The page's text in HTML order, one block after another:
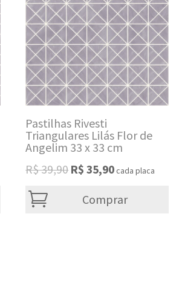
Pastilhas Rivesti
Triangulares Lilás Flor de
Angelim 33 x 33 cm
R$39,90 Original
was:
R$ 39,90.
R$ 35,90Current
R$ 35,90.
cada placa
Comprar